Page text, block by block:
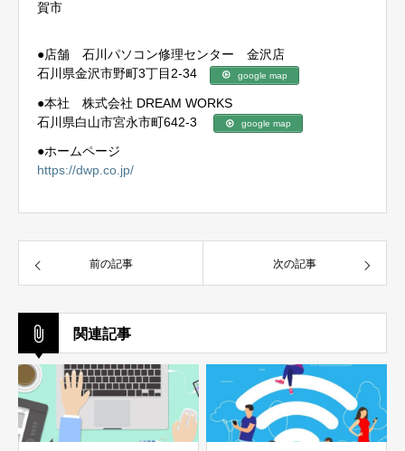
賀市
●店舗 石川パソコン修理センター 金沢店
石川県金沢市野町3丁目2-34
google map
●本社 株式会社 DREAM WORKS
石川県白山市宮永市町642-3
google map
●ホームページ
https://dwp.co.jp/
前の記事 次の記事
関連記事